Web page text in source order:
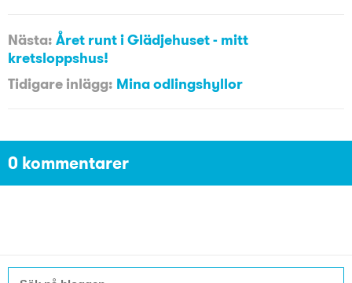
Nästa: Året runt i Glädjehuset - mitt
kretsloppshus!
Tidigare inlägg: Mina odlingshyllor
0 kommentarer